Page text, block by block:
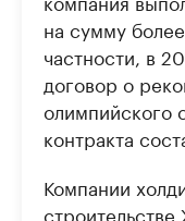
на сумму
частности, в
договор о
олимпийского
контракта
Компании